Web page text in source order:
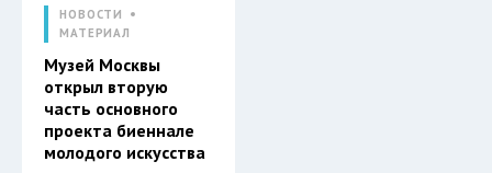
НОВОСТИ
МАТЕРИАЛ
Музей Москвы
открыл вторую
часть основного
проекта биеннале
молодого искусства